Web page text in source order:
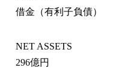
借金（有利子負債）
NET ASSETS
296億円